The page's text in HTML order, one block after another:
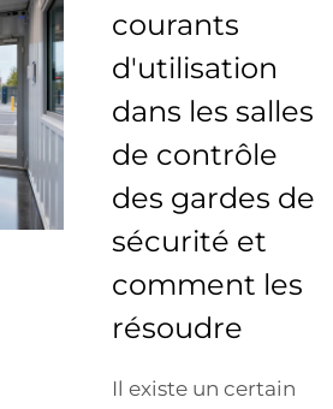
courants
d'utilisation
dans les salles
de contrôle
des gardes de
sécurité et
comment les
résoudre
Il existe un certain